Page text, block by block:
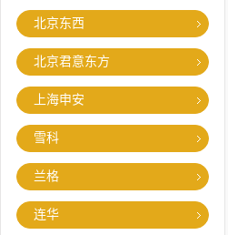
北京东西
北京君意东方
上海申安
雪科
兰格
连华